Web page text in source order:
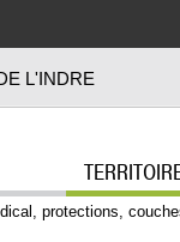
L'INDRE
Menu
protections,